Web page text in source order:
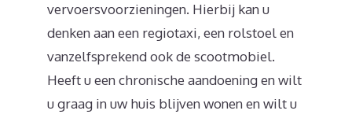
vervoersvoorzieningen. Hierbij kan u
denken aan een regiotaxi, een rolstoel en
vanzelfsprekend ook de scootmobiel.
Heeft u een chronische aandoening en wilt
u graag in uw huis blijven wonen en wilt u